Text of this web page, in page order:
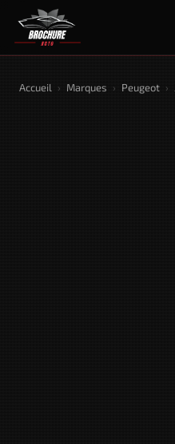
Accueil › Marques › Peugeot ›